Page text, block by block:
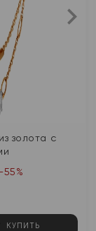
золота с
-55%
КУПИТЬ